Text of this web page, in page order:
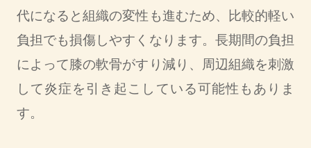
代になると組織の変性も進むため、比較的軽い
負担でも損傷しやすくなります。長期間の負担
によって膝の軟骨がすり減り、周辺組織を刺激
して炎症を引き起こしている可能性もありま
す。